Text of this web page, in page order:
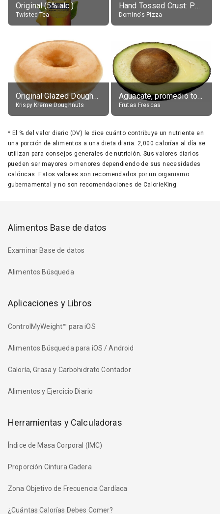
Original (5% alc.)
Twisted Tea
Hand Tossed Crust: Pepperoni Pizza (Large 14")
Domino's Pizza
Original Glazed Doughnut
Krispy Kreme Doughnuts
Aguacate, promedio todos variedades, crudo
Frutas Frescas
* El % del valor diario (DV) le dice cuánto contribuye un nutriente en
una porción de alimentos a una dieta diaria. 2,000 calorías al día se
utilizan para consejos generales de nutrición. Sus valores diarios
pueden ser mayores o menores dependiendo de sus necesidades
calóricas. Estos valores son recomendados por un organismo
gubernamental y no son recomendaciones de CalorieKing.
Alimentos Base de datos
Examinar Base de datos
Alimentos Búsqueda
Aplicaciones y Libros
ControlMyWeight™ para iOS
Alimentos Búsqueda para iOS / Android
Caloría, Grasa y Carbohidrato Contador
Alimentos y Ejercicio Diario
Herramientas y Calculadoras
Índice de Masa Corporal (IMC)
Proporción Cintura Cadera
Zona Objetivo de Frecuencia Cardíaca
¿Cuántas Calorías Debes Comer?